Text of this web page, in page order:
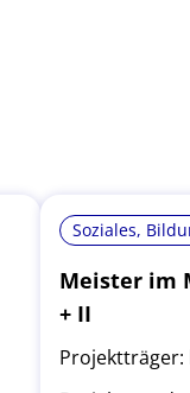
Soziales,
Meister im
+ II
Projektträger: